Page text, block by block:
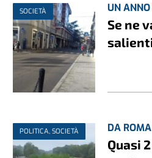
SOCIETÀ UN
Se ne
salienti
POLITICA, SOCIETÀ DA ROMA
Quasi